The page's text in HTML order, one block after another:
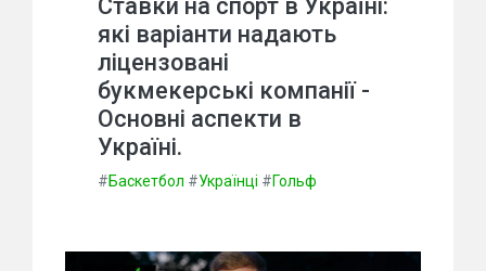
Ставки на спорт в Україні:
які варіанти надають
ліцензовані
букмекерські компанії -
Основні аспекти в
Україні.
#Баскетбол #Українці #Гольф